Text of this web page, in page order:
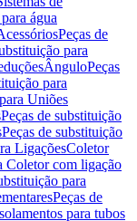
água
Peças de
para
ÂnguloPeças
para
Uniões
Peças de substituição
Peças de substituição
LigaçõesColetor
Coletor com ligação
para
Peças de
para tubos